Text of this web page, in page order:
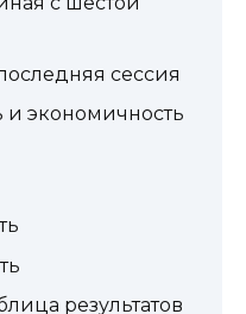
сессия
и экономичность
результатов